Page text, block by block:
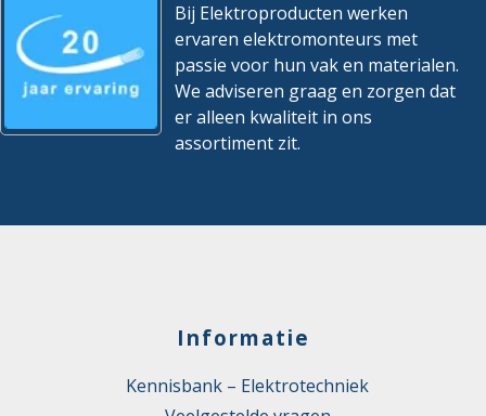
Bij Elektroproducten werken
ervaren elektromonteurs met
passie voor hun vak en materialen.
We adviseren graag en zorgen dat
er alleen kwaliteit in ons
assortiment zit.
Informatie
Kennisbank – Elektrotechniek